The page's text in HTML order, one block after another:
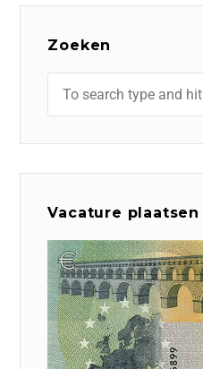
Zoeken
Vacature plaatsen